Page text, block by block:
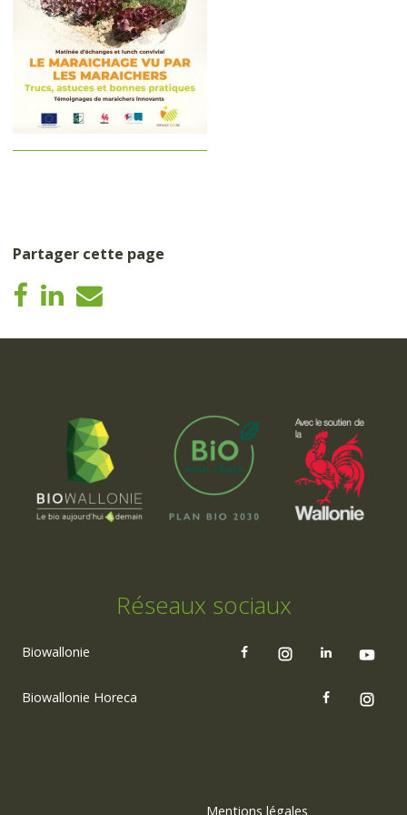
Partager cette page
Réseaux sociaux
Biowallonie
Biowallonie Horeca
Mentions légales